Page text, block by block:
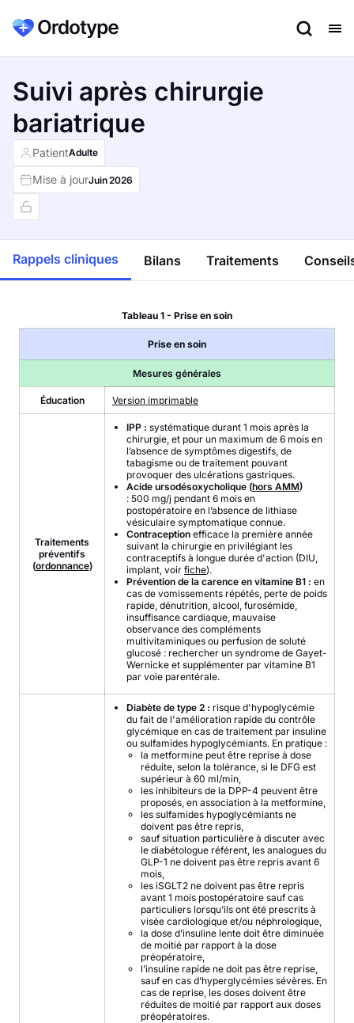
Suivi après chirurgie
bariatrique
PatientAdulte
Mise à jourJuin2026
Rappels cliniques Bilans Traitements
Tableau 1 - Prise en soin
Prise en soin
Mesures générales
Éducation Version imprimable
Traitements
préventifs
(ordonnance)
IPP : systématique durant 1 mois après la
chirurgie, et pour un maximum de 6 mois en
l’absence de symptômes digestifs, de
tabagisme ou de traitement pouvant
provoquer des ulcérations gastriques.
Acide ursodésoxycholique (hors AMM)
: 500 mg/j pendant 6 mois en
postopératoire en l’absence de lithiase
vésiculaire symptomatique connue.
Contraception efficace la première année
suivant la chirurgie en privilégiant les
contraceptifs à longue durée d'action (DIU,
implant, voir fiche).
Prévention de la carence en vitamine B1 : en
cas de vomissements répétés, perte de poids
rapide, dénutrition, alcool, furosémide,
insuffisance cardiaque, mauvaise
observance des compléments
multivitaminiques ou perfusion de soluté
glucosé : rechercher un syndrome de Gayet-
Wernicke et supplémenter par vitamine B1
par voie parentérale.
Diabète de type 2 : risque d'hypoglycémie
du fait de l'amélioration rapide du contrôle
glycémique en cas de traitement par insuline
ou sulfamides hypoglycémiants. En pratique :
la metformine peut être reprise à dose
réduite, selon la tolérance, si le DFG est
supérieur à 60 ml/min,
les inhibiteurs de la DPP-4 peuvent être
proposés, en association à la metformine,
les sulfamides hypoglycémiants ne
doivent pas être repris,
sauf situation particulière à discuter avec
le diabétologue référent, les analogues du
GLP-1 ne doivent pas être repris avant 6
mois,
les iSGLT2 ne doivent pas être repris
avant 1 mois postopératoire sauf cas
particuliers lorsqu’ils ont été prescrits à
visée cardiologique et/ou néphrologique,
la dose d’insuline lente doit être diminuée
de moitié par rapport à la dose
préopératoire,
l’insuline rapide ne doit pas être reprise,
sauf en cas d’hyperglycémies sévères. En
cas de reprise, les doses doivent être
réduites de moitié par rapport aux doses
préopératoires.